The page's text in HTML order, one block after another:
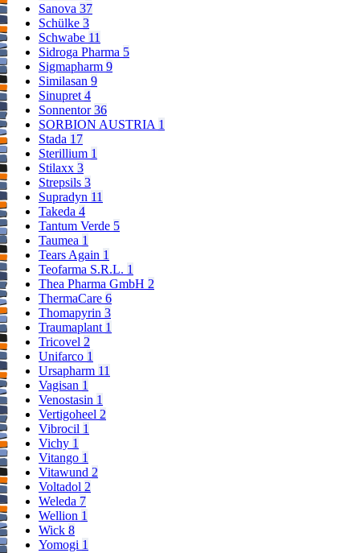
Sanova 37
Schülke 3
Schwabe 11
Sidroga Pharma 5
Sigmapharm 9
Similasan 9
Sinupret4
Sonnentor36
SORBION AUSTRIA 1
Stada 17
Sterillium 1
Stilaxx 3
Strepsils 3
Supradyn 11
Takeda 4
Tantum Verde 5
Taumea 1
Tears Again 1
Teofarma S.R.L. 1
Thea Pharma GmbH 2
ThermaCare 6
Thomapyrin 3
Traumaplant 1
Tricovel 2
Unifarco 1
Ursapharm 11
Vagisan 1
Venostasin 1
Vertigoheel 2
Vibrocil 1
Vichy 1
Vitango 1
Vitawund 2
Voltadol 2
Weleda 7
Wellion 1
Wick 8
Yomogi 1